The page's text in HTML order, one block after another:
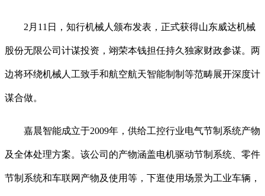
2月11日，知行机械人颁布发表，正式获得山东威达机械
股份无限公司计谋投资，翊荣本钱担任持久独家财政参谋。两
边将环绕机械人工致手和航空航天智能制制等范畴展开深度计
谋合做。
嘉晨智能成立于2009年，供给工控行业电气节制系统产物
及全体处理方案。该公司的产物涵盖电机驱动节制系统、零件
节制系统和车联网产物及使用等，下逛使用场景为工业车辆，